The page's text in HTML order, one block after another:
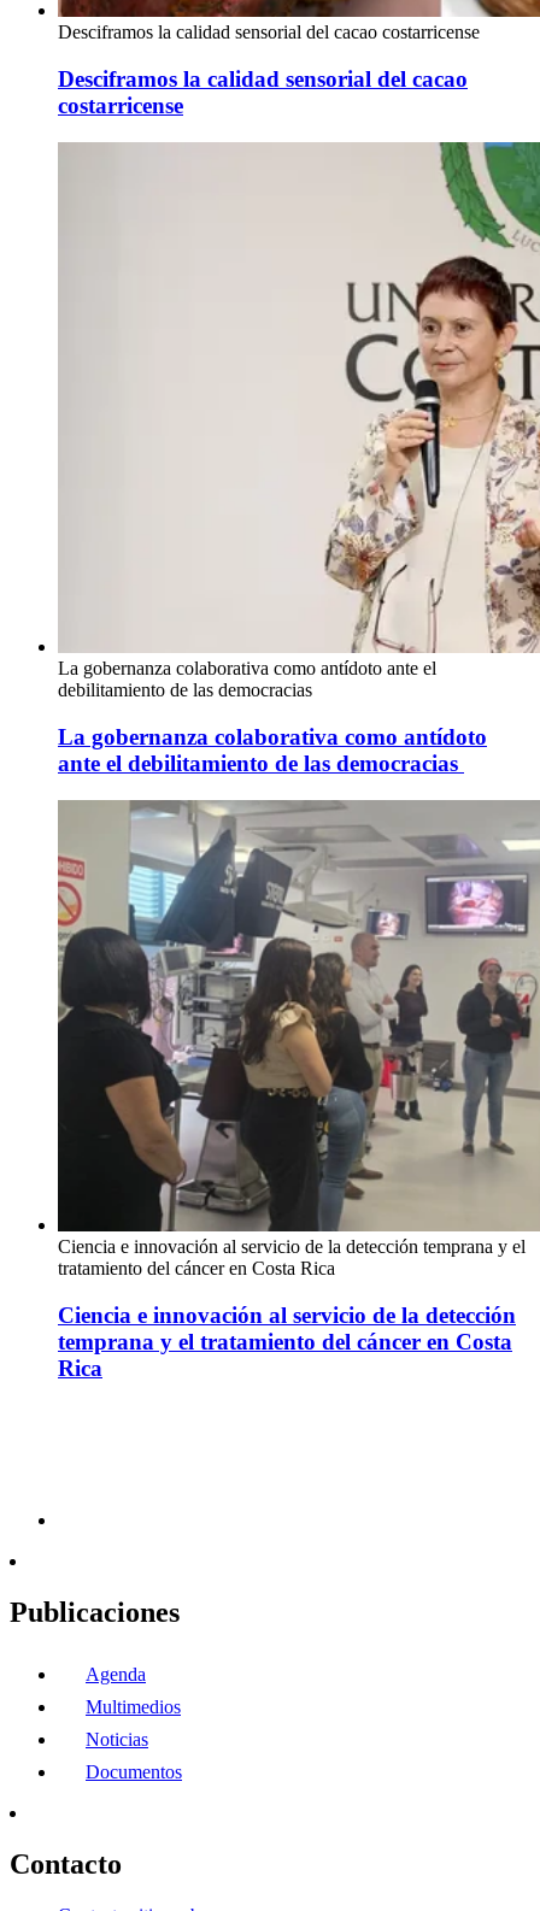
Desciframos la calidad sensorial del cacao costarricense
Desciframos la calidad sensorial del cacao
costarricense
La gobernanza colaborativa como antídoto ante el
debilitamiento de las democracias
La gobernanza colaborativa como antídoto
ante el debilitamiento de las democracias
Ciencia e innovación al servicio de la detección temprana y el
tratamiento del cáncer en Costa Rica
Ciencia e innovación al servicio de la detección
temprana y el tratamiento del cáncer en Costa
Rica
Publicaciones
Agenda
Multimedios
Noticias
Documentos
Contacto